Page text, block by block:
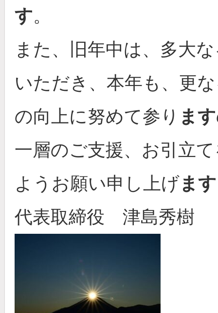
す。
また、旧年中は、多大
いただき、本年も、更
の向上に努めて参り ます
一層のご支援、お引立
ようお願い申し上げます
代表取締役 津島秀樹